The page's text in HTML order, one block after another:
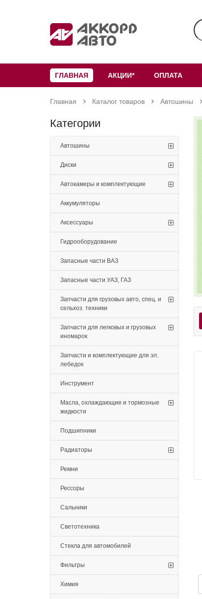
ГЛАВНАЯ АКЦИИ* ОПЛАТА
Главная Каталог товаров Автошины
Категории
Автошины
Диски
Автокамеры и комплектующие
Аккумуляторы
Аксессуары
Гидрооборудование
Запасные части ВАЗ
Запасные части УАЗ, ГАЗ
Запчасти для грузовых авто, спец. и
сельхоз. техники
Запчасти для легковых и грузовых
иномарок
Запчасти и комплектующие для эл.
лебедок
Инструмент
Масла, охлаждающие и тормозные
жидкости
Подшипники
Радиаторы
Ремни
Рессоры
Сальники
Светотехника
Стекла для автомобилей
Фильтры
Химия